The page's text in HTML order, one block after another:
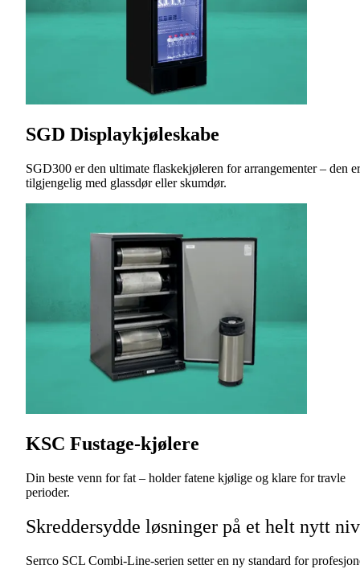
SGD Displaykjøleskabe
SGD300 er den ultimate flaskekjøleren for arrangementer – den er
tilgjengelig med glassdør eller skumdør.
KSC Fustage-kjølere
Din beste venn for fat – holder fatene kjølige og klare for travle
perioder.
Skreddersydde løsninger på et helt nytt
Serrco SCL Combi-Line-serien setter en ny standard for